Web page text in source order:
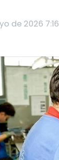
de 2026 7:16